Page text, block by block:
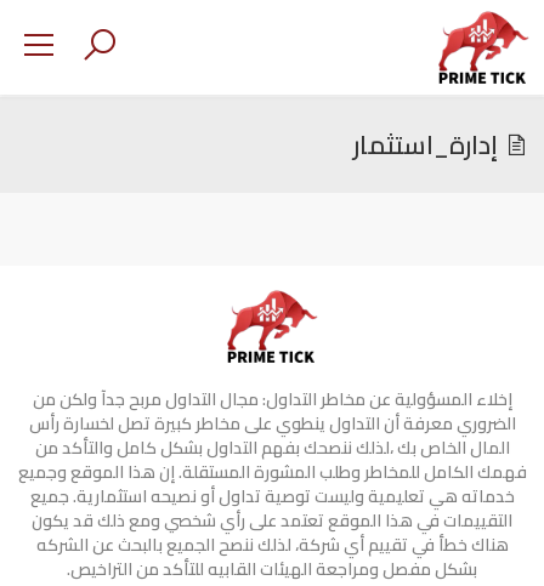
إدارة_استثمار
إخلاء المسؤولية عن مخاطر التداول: مجال التداول مربح جدآ ولكن من
الضروري معرفة أن التداول ينطوي على مخاطر كبيرة تصل لخسارة رأس
المال الخاص بك ،لذلك ننصحك بفهم التداول بشكل كامل والتأكد من
فهمك الكامل للمخاطر وطلب المشورة المستقلة. إن هذا الموقع وجميع
خدماته هي تعليمية وليست توصية تداول أو نصيحه استثمارية. جميع
التقييمات في هذا الموقع تعتمد على رأي شخصي ومع ذلك قد يكون
هناك خطأ في تقييم أي شركة، لذلك ننصح الجميع بالبحث عن الشركه
بشكل مفصل ومراجعة الهيئات القابيه للتأكد من التراخيص.